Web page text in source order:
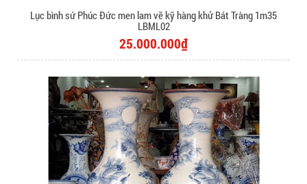
Lục bình sứ Phúc Đức men lam vẽ kỹ hàng khử Bát Tràng 1m35
LBML02
25.000.000₫